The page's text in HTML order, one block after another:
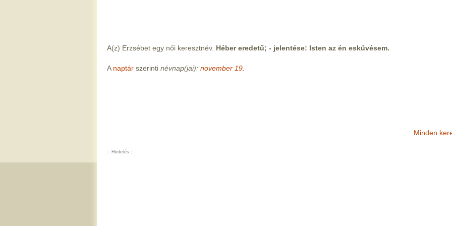
A(z) Erzsébet egy női keresztnév. Héber eredetű; - jelentése: Isten az én esküvésem.
A naptár szerinti névnap(jai): november 19.
Minden
:: Hirdetés ::